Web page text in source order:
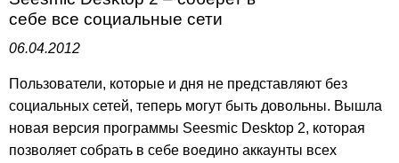
себе все социальные сети
06.04.2012
Пользователи, которые и дня не представляют без
социальных сетей, теперь могут быть довольны. Вышла
новая версия программы Seesmic Desktop 2, которая
позволяет собрать в себе воедино аккаунты всех